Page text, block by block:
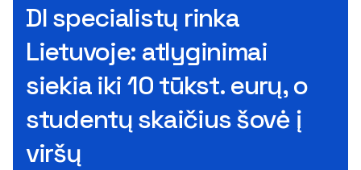
DI specialistų rinka
Lietuvoje: atlyginimai
siekia iki 10 tūkst. eurų, o
studentų skaičius šovė į
viršų